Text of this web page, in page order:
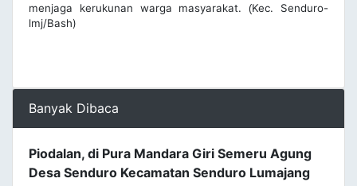
menjaga kerukunan warga masyarakat.(Kec. Senduro-
lmj/Bash)
Banyak Dibaca
Piodalan, di Pura Mandara Giri Semeru Agung
Desa Senduro Kecamatan Senduro Lumajang